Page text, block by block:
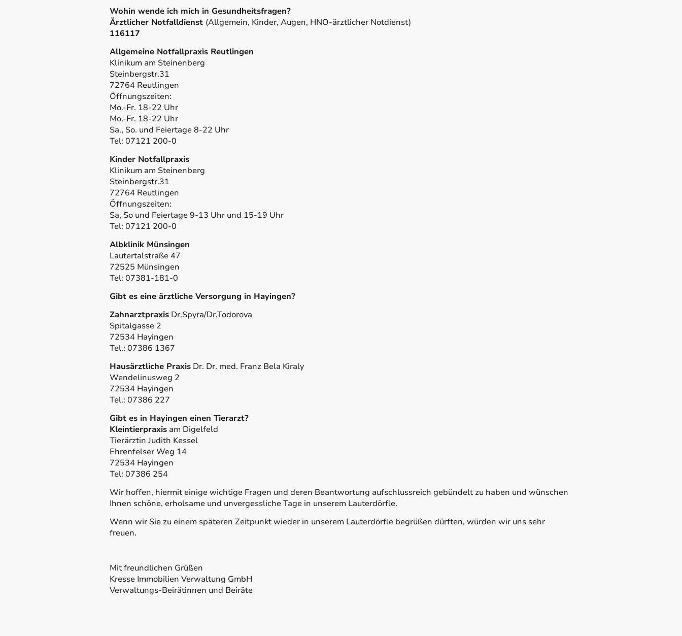
Wohin wende ich mich in Gesundheitsfragen?
Ärztlicher Notfalldienst (Allgemein, Kinder, Augen, HNO-ärztlicher Notdienst)
116117
Allgemeine Notfallpraxis Reutlingen
Klinikum am Steinenberg
Steinbergstr.31
72764 Reutlingen
Öffnungszeiten:
Mo.-Fr. 18-22 Uhr
Mo.-Fr. 18-22 Uhr
Sa., So. und Feiertage 8-22 Uhr
Tel: 07121 200-0
Kinder Notfallpraxis
Klinikum am Steinenberg
Steinbergstr.31
72764 Reutlingen
Öffnungszeiten:
Sa, So und Feiertage 9-13 Uhr und 15-19 Uhr
Tel: 07121 200-0
Albklinik Münsingen
Lautertalstraße 47
72525 Münsingen
Tel: 07381-181-0
Gibt es eine ärztliche Versorgung in Hayingen?
Zahnarztpraxis Dr.Spyra/Dr.Todorova
Spitalgasse 2
72534 Hayingen
Tel.: 07386 1367
Hausärztliche Praxis Dr. Dr. med. Franz Bela Kiraly
Wendelinusweg 2
72534 Hayingen
Tel.: 07386 227
Gibt es in Hayingen einen Tierarzt?
Kleintierpraxis am Digelfeld
Tierärztin Judith Kessel
Ehrenfelser Weg 14
72534 Hayingen
Tel: 07386 254
Wir hoffen, hiermit einige wichtige Fragen und deren Beantwortung aufschlussreich gebündelt zu haben und wünschen
Ihnen schöne, erholsame und unvergessliche Tage in unserem Lauterdörfle.
Wenn wir Sie zu einem späteren Zeitpunkt wieder in unserem Lauterdörfle begrüßen dürften, würden wir uns sehr
freuen.
Mit freundlichen Grüßen
Kresse Immobilien Verwaltung GmbH
Verwaltungs-Beirätinnen und Beiräte